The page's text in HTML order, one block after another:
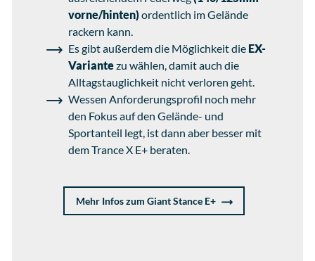
vorne/hinten)ordentlich im Gelände
rackern kann.
Es gibt außerdem die Möglichkeit die EX-
Variantezu wählen, damit auch die
Alltagstauglichkeit nicht verloren geht.
Wessen Anforderungsprofil noch mehr
den Fokus auf den Gelände- und
Sportanteil legt, ist dann aber besser mit
dem Trance X E+ beraten.
Mehr Infos zum Giant Stance E+